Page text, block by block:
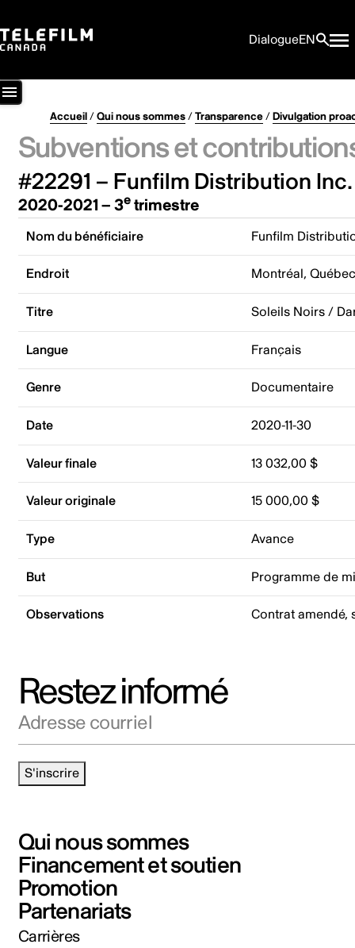
DialogueEN
Accueil/Qui nous sommes/Transparence/Divulgation
Subventions et
#22291 – Funfilm Distribution Inc.
2020-2021 – 3etrimestre
Nom du bénéficiaire Funfilm
Endroit Montréal,
Titre Soleils Noirs /
Langue Français
Genre Documentaire
Date 2020-11-30
Valeur finale 13 032,00 $
Valeur originale 15 000,00 $
Type Avance
But Programme de
Observations Contrat amendé,
Restez informé
S'inscrire
Qui nous sommes
Financement et soutien
Promotion
Partenariats
Carrières